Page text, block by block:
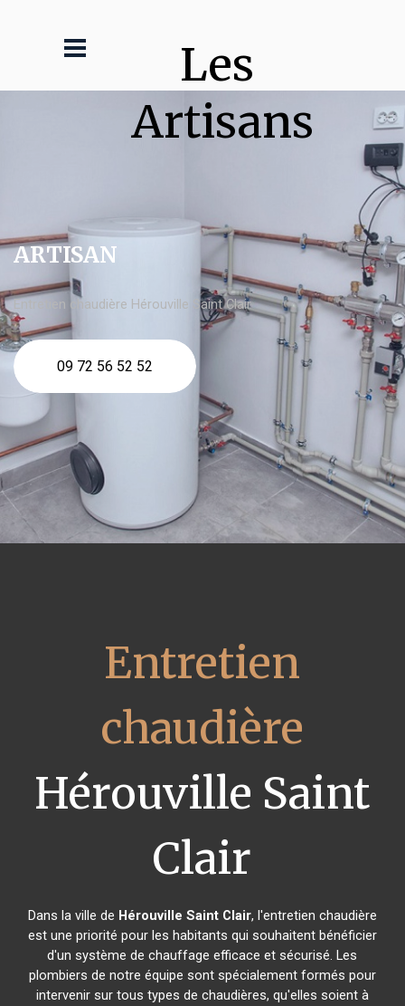
Les
Artisans
ARTISAN
Entretien chaudière Hérouville Saint Clair
09 72 56 52 52
Entretien
chaudière
Hérouville Saint
Clair
Dans la ville de Hérouville Saint Clair, l'entretien chaudière
est une priorité pour les habitants qui souhaitent bénéficier
d'un système de chauffage efficace et sécurisé. Les
plombiers de notre équipe sont spécialement formés pour
intervenir sur tous types de chaudières, qu'elles soient à